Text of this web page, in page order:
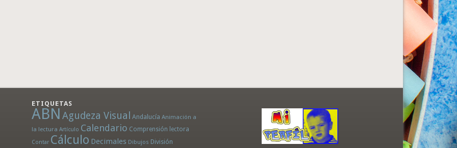
ETIQUETAS
ABN Agudeza Visual Andalucía Animación a
la lectura Artículo Calendario Comprensión lectora
Contar Cálculo Decimales Dibujos División